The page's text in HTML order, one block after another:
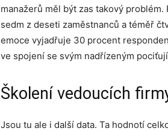
manažerů měl být zas takový
sedm z deseti zaměstnanců a téměř
emoce vyjadřuje 30 procent
ve spojení se svým nadřízeným
Školení vedoucích
Jsou tu ale i další data. Ta hodnotí